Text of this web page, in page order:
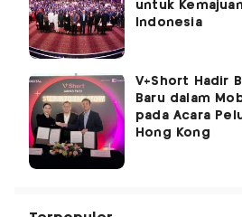
untuk
Indonesia
V+Short Hadir
Baru dalam
pada Acara
Hong Kong